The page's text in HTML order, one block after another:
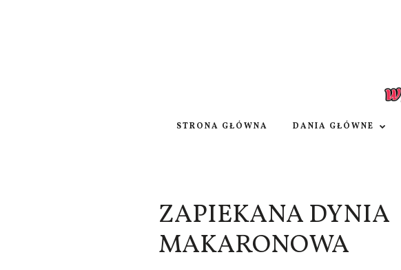
STRONA GŁÓWNA DANIA GŁÓWNE
ZAPIEKANA DYNIA
MAKARONOWA